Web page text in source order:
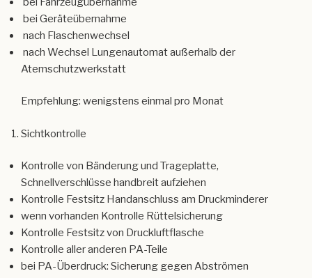
nach Wechsel Lungenautomat außerhalb der
Atemschutzwerkstatt
Empfehlung: wenigstens einmal pro Monat
Schnellverschlüsse handbreit aufziehen
wenn vorhanden Kontrolle Rüttelsicherung
Kontrolle Festsitz von Druckluftflasche
Kontrolle aller anderen PA-Teile
bei PA-Überdruck: Sicherung gegen Abströmen
Atemluft am Lungenautomat prüfen
Dichtkontrolle